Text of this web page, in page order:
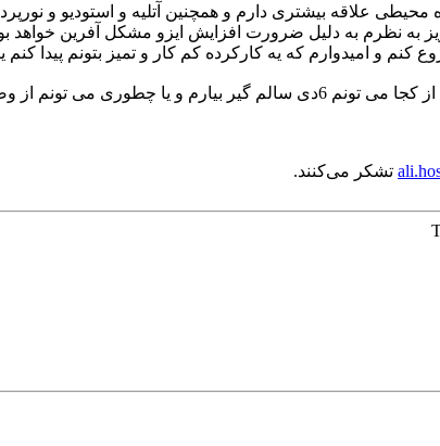
محیطی علاقه بیشتری دارم و همچنین آتلیه و استودیو و
به نظرم به دلیل ضرورت افزایش ایزو مشکل آفرین خواهد
بودن خودش و سنسورش خبردار بشم ممنون میشم
تشکر می‌کنند.